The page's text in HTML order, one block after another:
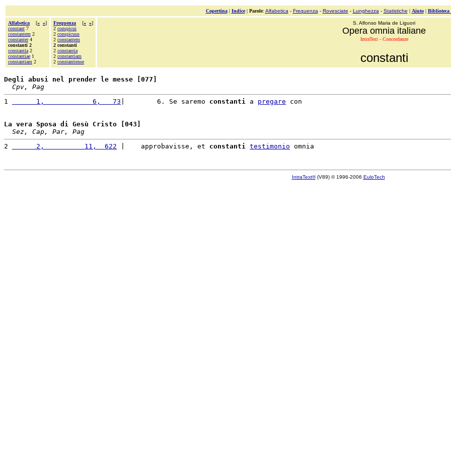
Copertina| Indice| Parole: Alfabetica - Frequenza - Rovesciate - Lunghezza - Statistiche | Aiuto| Biblioteca
Alfabetica [« »]
constant 7
constantem 2
constanter4
constanti 2
constantia 2
constantiae 1
constantiam 2
Frequenza [« »]
2 conspicui
2 conspicuus
2 constantem
2 constanti
2 constantia
2 constantiam
2 constantiense
S. Alfonso Maria de Liguori
Opera omnia italiane
IntraText - Concordanze
constanti
Degli abusi nel prender le messe [077]
Cpv, Pag
1
      1,            6,   73
|        6. Se saremo constanti a pregare con
La vera Sposa di Gesù Cristo [043]
Sez, Cap, Par, Pag
2
      2,          11,  622
|    approbavisse, et constanti testimonio
IntraText®(V89) © 1996-2006 EuloTech